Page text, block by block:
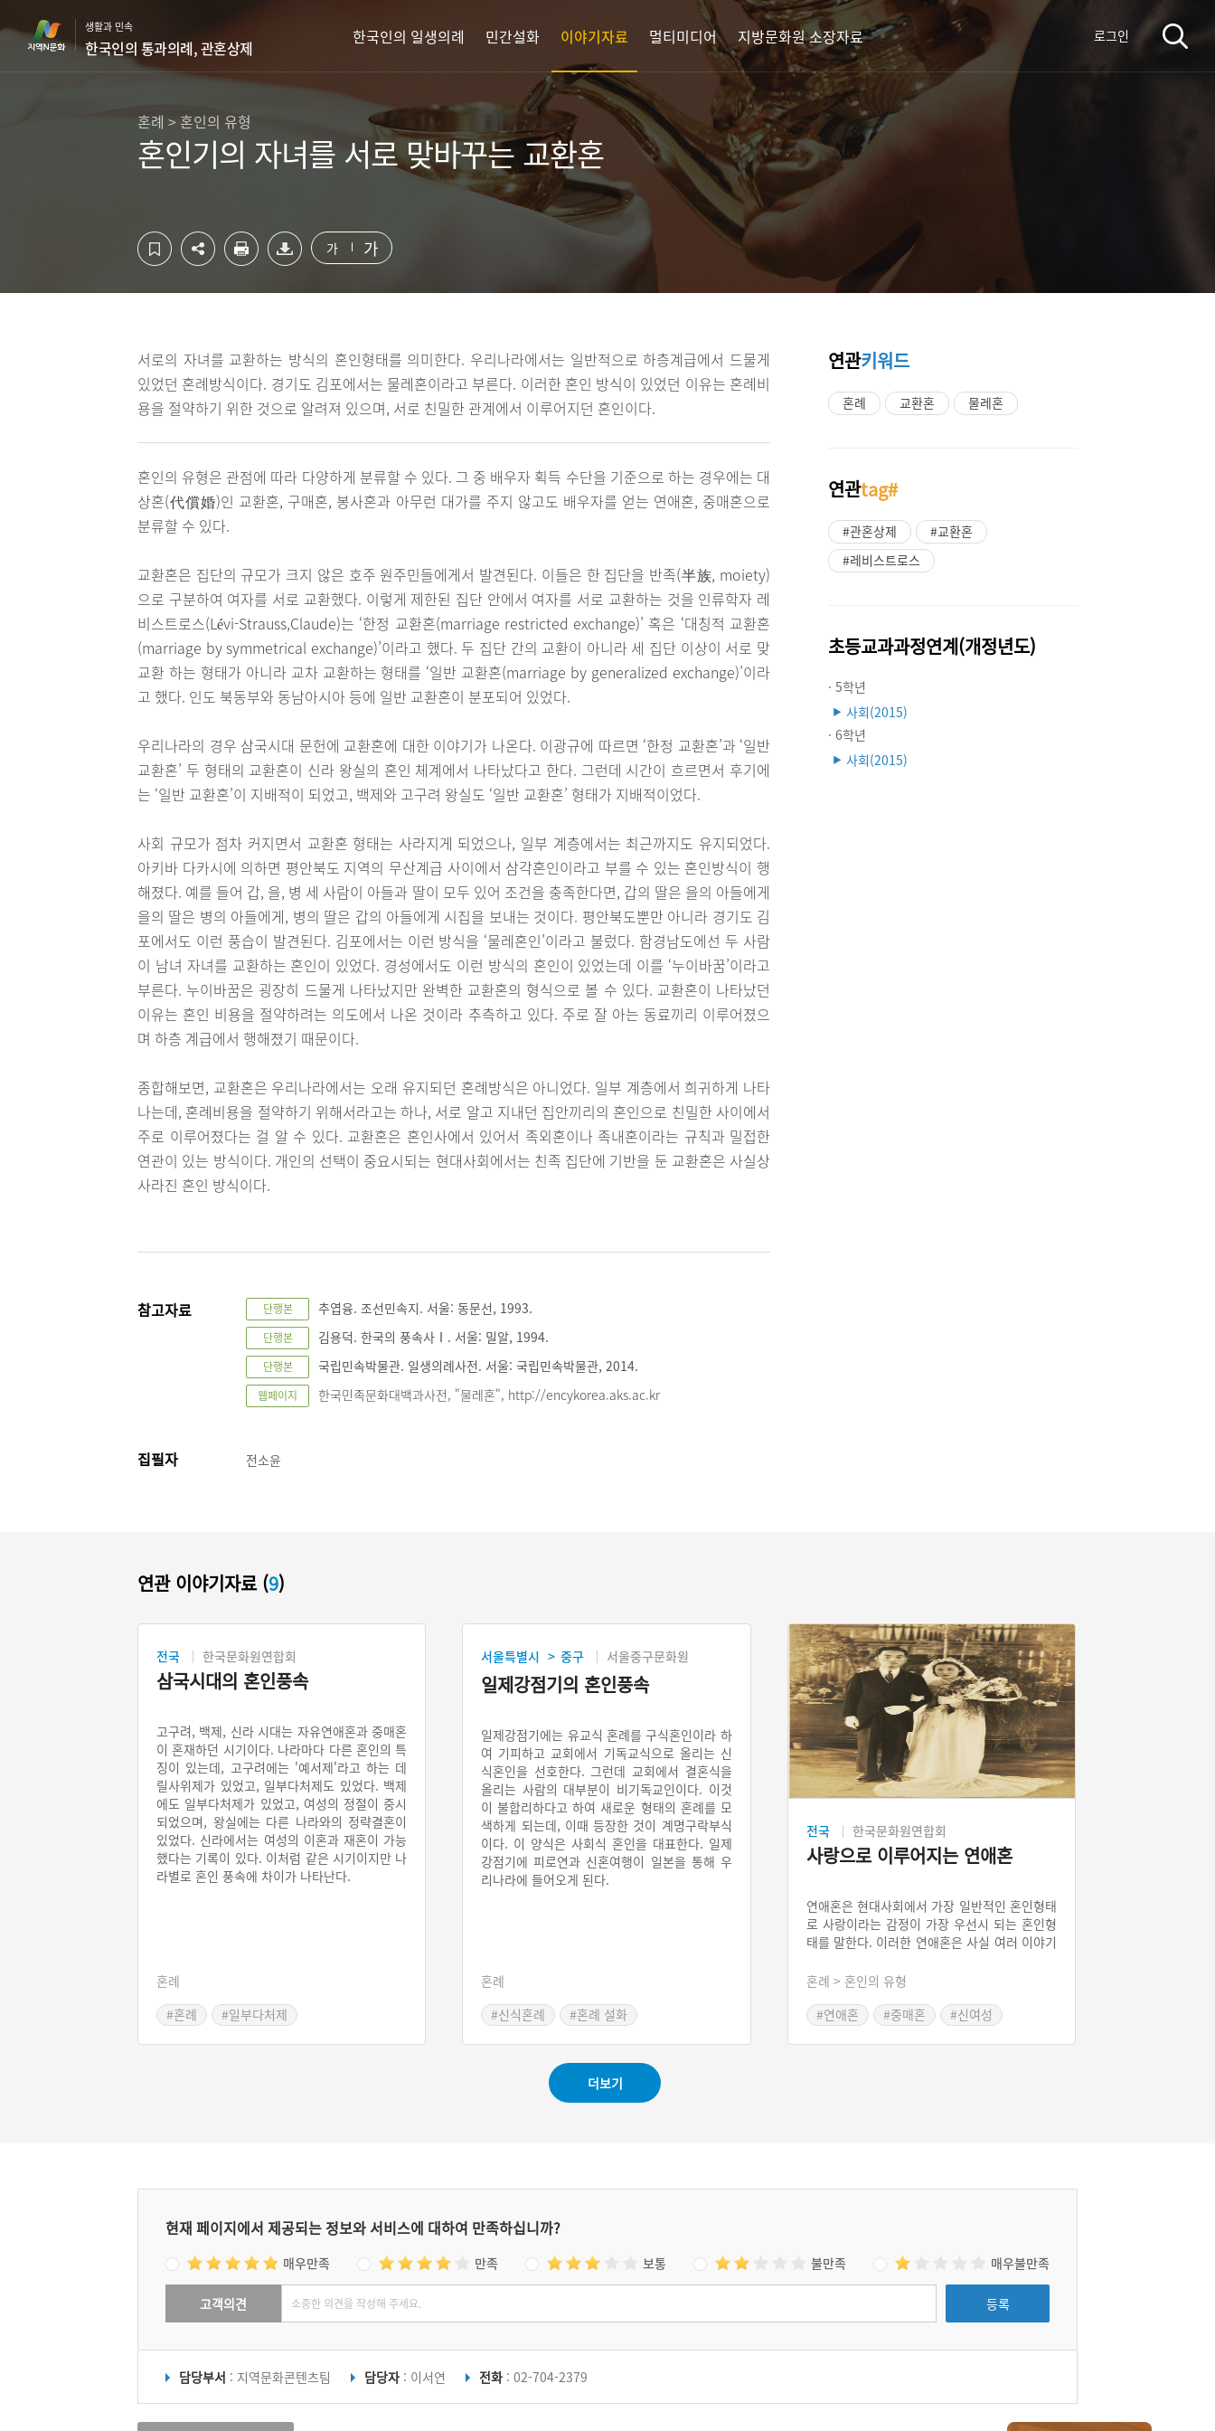
텐
단
생활과 민속
한국인의 통과의례, 관혼상제
한국인의 일생의례 민간설화 이야기자료 멀티미디어 지방문화원 소장자료 로그인
혼례 > 혼인의 유형
혼인기의 자녀를 서로 맞바꾸는 교환혼
가 가
서로의 자녀를 교환하는 방식의 혼인형태를 의미한다. 우리나라에서는 일반적으로 하층계급에서 드물게
있었던 혼례방식이다. 경기도 김포에서는 물레혼이라고 부른다. 이러한 혼인 방식이 있었던 이유는 혼례비
용을 절약하기 위한 것으로 알려져 있으며, 서로 친밀한 관계에서 이루어지던 혼인이다.
혼인의 유형은 관점에 따라 다양하게 분류할 수 있다. 그 중 배우자 획득 수단을 기준으로 하는 경우에는 대
상혼(代償婚)인 교환혼, 구매혼, 봉사혼과 아무런 대가를 주지 않고도 배우자를 얻는 연애혼, 중매혼으로
분류할 수 있다.
교환혼은 집단의 규모가 크지 않은 호주 원주민들에게서 발견된다. 이들은 한 집단을 반족(半族, moiety)
으로 구분하여 여자를 서로 교환했다. 이렇게 제한된 집단 안에서 여자를 서로 교환하는 것을 인류학자 레
비스트로스(Lévi-Strauss,Claude)는 ‘한정 교환혼(marriage restricted exchange)’ 혹은 ‘대칭적 교환혼
(marriage by symmetrical exchange)’이라고 했다. 두 집단 간의 교환이 아니라 세 집단 이상이 서로 맞
교환 하는 형태가 아니라 교차 교환하는 형태를 ‘일반 교환혼(marriage by generalized exchange)’이라
고 했다. 인도 북동부와 동남아시아 등에 일반 교환혼이 분포되어 있었다.
우리나라의 경우 삼국시대 문헌에 교환혼에 대한 이야기가 나온다. 이광규에 따르면 ‘한정 교환혼’과 ‘일반
교환혼’ 두 형태의 교환혼이 신라 왕실의 혼인 체계에서 나타났다고 한다. 그런데 시간이 흐르면서 후기에
는 ‘일반 교환혼’이 지배적이 되었고, 백제와 고구려 왕실도 ‘일반 교환혼’ 형태가 지배적이었다.
사회 규모가 점차 커지면서 교환혼 형태는 사라지게 되었으나, 일부 계층에서는 최근까지도 유지되었다.
아키바 다카시에 의하면 평안북도 지역의 무산계급 사이에서 삼각혼인이라고 부를 수 있는 혼인방식이 행
해졌다. 예를 들어 갑, 을, 병 세 사람이 아들과 딸이 모두 있어 조건을 충족한다면, 갑의 딸은 을의 아들에게
을의 딸은 병의 아들에게, 병의 딸은 갑의 아들에게 시집을 보내는 것이다. 평안북도뿐만 아니라 경기도 김
포에서도 이런 풍습이 발견된다. 김포에서는 이런 방식을 ‘물레혼인’이라고 불렀다. 함경남도에선 두 사람
이 남녀 자녀를 교환하는 혼인이 있었다. 경성에서도 이런 방식의 혼인이 있었는데 이를 ‘누이바꿈’이라고
부른다. 누이바꿈은 굉장히 드물게 나타났지만 완벽한 교환혼의 형식으로 볼 수 있다. 교환혼이 나타났던
이유는 혼인 비용을 절약하려는 의도에서 나온 것이라 추측하고 있다. 주로 잘 아는 동료끼리 이루어졌으
며 하층 계급에서 행해졌기 때문이다.
종합해보면, 교환혼은 우리나라에서는 오래 유지되던 혼례방식은 아니었다. 일부 계층에서 희귀하게 나타
나는데, 혼례비용을 절약하기 위해서라고는 하나, 서로 알고 지내던 집안끼리의 혼인으로 친밀한 사이에서
주로 이루어졌다는 걸 알 수 있다. 교환혼은 혼인사에서 있어서 족외혼이나 족내혼이라는 규칙과 밀접한
연관이 있는 방식이다. 개인의 선택이 중요시되는 현대사회에서는 친족 집단에 기반을 둔 교환혼은 사실상
사라진 혼인 방식이다.
참고자료 단행본 추엽융. 조선민속지. 서울: 동문선, 1993.
단행본 김용덕. 한국의 풍속사Ⅰ. 서울: 밀알, 1994.
단행본 국립민속박물관. 일생의례사전. 서울: 국립민속박물관, 2014.
웹페이지 한국민족문화대백과사전, "물레혼", http://encykorea.aks.ac.kr
집필자 전소윤
연관키워드
혼례 교환혼 물레혼
연관tag#
#관혼상제
#교환혼
#레비스트로스
초등교과과정연계(개정년도)
· 5학년
▶ 사회(2015)
· 6학년
▶ 사회(2015)
연관 이야기자료 (9)
전국 한국문화원연합회
삼국시대의 혼인풍속
고구려, 백제, 신라 시대는 자유연애혼과 중매혼
이 혼재하던 시기이다. 나라마다 다른 혼인의 특
징이 있는데, 고구려에는 '예서제'라고 하는 데
릴사위제가 있었고, 일부다처제도 있었다. 백제
에도 일부다처제가 있었고, 여성의 정절이 중시
되었으며, 왕실에는 다른 나라와의 정략결혼이
있었다. 신라에서는 여성의 이혼과 재혼이 가능
했다는 기록이 있다. 이처럼 같은 시기이지만 나
라별로 혼인 풍속에 차이가 나타난다.
혼례
#혼례
#일부다처제
서울특별시 > 중구 서울중구문화원
일제강점기의 혼인풍속
일제강점기에는 유교식 혼례를 구식혼인이라 하
여 기피하고 교회에서 기독교식으로 올리는 신
식혼인을 선호한다. 그런데 교회에서 결혼식을
올리는 사람의 대부분이 비기독교인이다. 이것
이 불합리하다고 하여 새로운 형태의 혼례를 모
색하게 되는데, 이때 등장한 것이 계명구락부식
이다. 이 양식은 사회식 혼인을 대표한다. 일제
강점기에 피로연과 신혼여행이 일본을 통해 우
리나라에 들어오게 된다.
혼례
#신식혼례
#혼례 설화
전국 한국문화원연합회
사랑으로 이루어지는 연애혼
연애혼은 현대사회에서 가장 일반적인 혼인형태
로 사랑이라는 감정이 가장 우선시 되는 혼인형
태를 말한다. 이러한 연애혼은 사실 여러 이야기
연애와 연애혼이 있었던 것으로 보인다. 조선시
은 보기 힘들어졌다. 개화기를 지나면서 지식인
인 변화가 이루어져 현재의 모습에 이르렀다.
혼례 > 혼인의 유형
#연애혼
#중매혼 #신여성
더보기
현재 페이지에서 제공되는 정보와 서비스에 대하여 만족하십니까?
매우만족 만족 보통 불만족 매우불만족
고객의견 등록
담당부서 : 지역문화콘텐츠팀 담당자 : 이서연 전화 : 02-704-2379